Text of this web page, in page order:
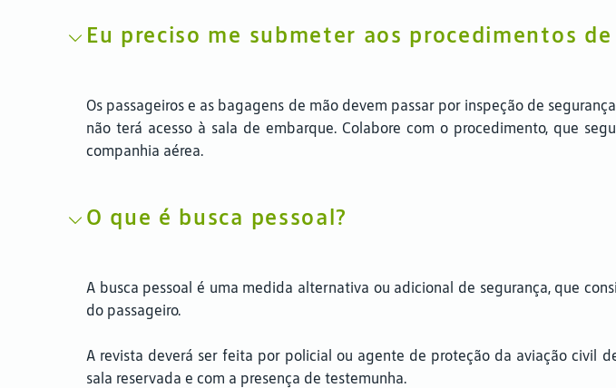
Eu preciso me submeter aos procedimentos de
Os passageiros e as bagagens de mão devem passar por inspeção de
não terá acesso à sala de embarque. Colabore com o procedimento, que
companhia aérea.
O que é busca pessoal?
A busca pessoal é uma medida alternativa ou adicional de segurança, que
do passageiro.
A revista deverá ser feita por policial ou agente de proteção da aviação civil
sala reservada e com a presença de testemunha.